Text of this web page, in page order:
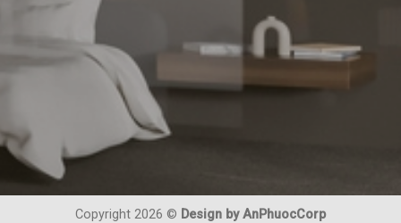
Copyright 2026 © Design by AnPhuocCorp